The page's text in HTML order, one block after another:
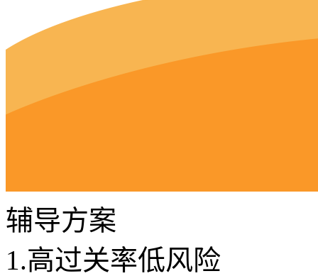
辅导方案
1.高过关率低风险